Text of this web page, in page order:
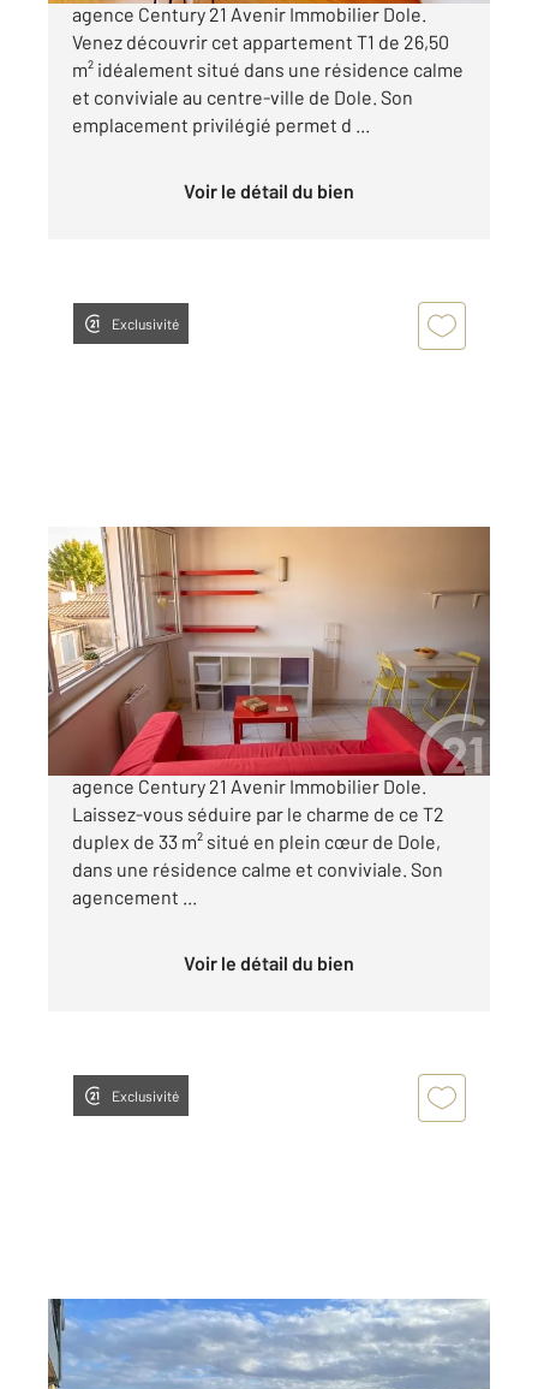
agence Century 21 Avenir Immobilier Dole.
Venez découvrir cet appartement T1 de 26,50
m² idéalement situé dans une résidence calme
et conviviale au centre-ville de Dole. Son
emplacement privilégié permet d ...
Voir le détail du bien
Exclusivité
DOLE 39
33 m , 2 pièces
Ref : 13539
Appartement Duplex à vendre
83 500 €
C'est à vendre en exclusivité dans votre
agence Century 21 Avenir Immobilier Dole.
Laissez-vous séduire par le charme de ce T2
duplex de 33 m² situé en plein cœur de Dole,
dans une résidence calme et conviviale. Son
agencement ...
Voir le détail du bien
Exclusivité
DOLE 39
70 m , 4 pièces
Ref : 13293